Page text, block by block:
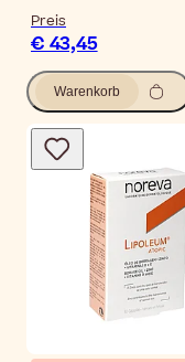
Preis
€ 43,45
Warenkorb